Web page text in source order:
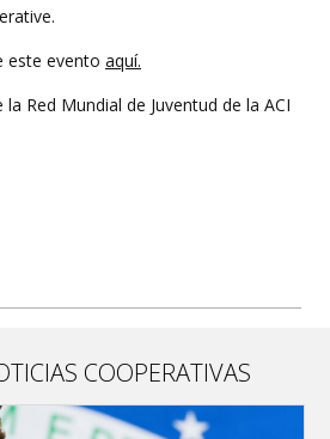
este evento aquí.
Red Mundial de Juventud de la ACI
COOPERATIVAS